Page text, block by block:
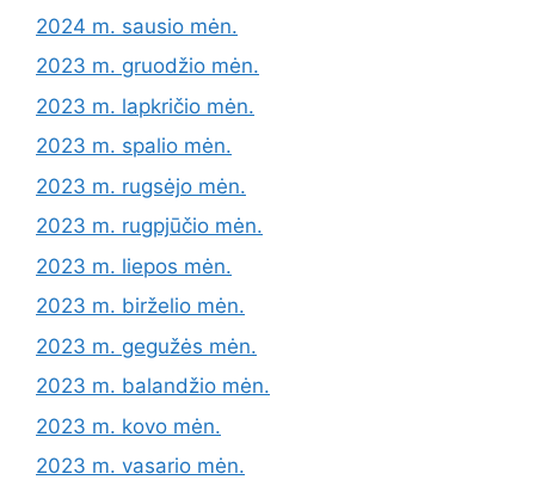
2024 m. sausio mėn.
2023 m. gruodžio mėn.
2023 m. lapkričio mėn.
2023 m. spalio mėn.
2023 m. rugsėjo mėn.
2023 m. rugpjūčio mėn.
2023 m. liepos mėn.
2023 m. birželio mėn.
2023 m. gegužės mėn.
2023 m. balandžio mėn.
2023 m. kovo mėn.
2023 m. vasario mėn.